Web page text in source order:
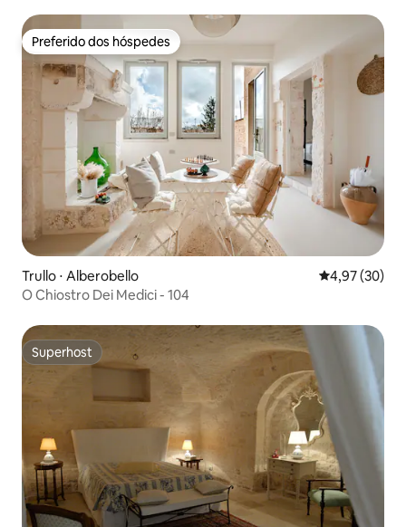
Preferido dos hóspedes
Preferido dos hóspedes
Trullo ⋅ Alberobello 4,97 de uma
4,97 (30)
O Chiostro Dei Medici - 104
Superhost
Superhost